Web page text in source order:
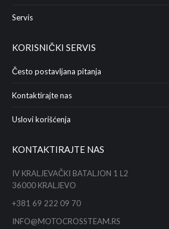
Servis
KORISNIČKI SERVIS
Često postavljana pitanja
Kontaktirajte nas
Uslovi korišćenja
KONTAKTIRAJTE NAS
IV KRALJEVAČKI BATALJON 1 L2
36000 KRALJEVO
+381 69 222 09 70
INFO@MOTOCROSSTEAM.RS